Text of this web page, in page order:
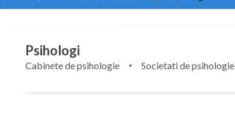
Psihologi
Cabinete de psihologie Societati de psihologie